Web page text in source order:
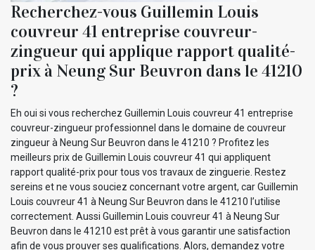
Recherchez-vous Guillemin Louis
couvreur 41 entreprise couvreur-
zingueur qui applique rapport qualité-
prix à Neung Sur Beuvron dans le 41210
?
Eh oui si vous recherchez Guillemin Louis couvreur 41 entreprise
couvreur-zingueur professionnel dans le domaine de couvreur
zingueur à Neung Sur Beuvron dans le 41210 ? Profitez les
meilleurs prix de Guillemin Louis couvreur 41 qui appliquent
rapport qualité-prix pour tous vos travaux de zinguerie. Restez
sereins et ne vous souciez concernant votre argent, car Guillemin
Louis couvreur 41 à Neung Sur Beuvron dans le 41210 l’utilise
correctement. Aussi Guillemin Louis couvreur 41 à Neung Sur
Beuvron dans le 41210 est prêt à vous garantir une satisfaction
afin de vous prouver ses qualifications. Alors, demandez votre